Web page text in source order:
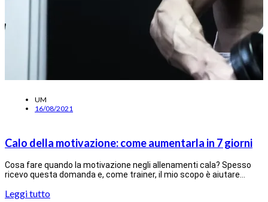
UM
16/08/2021
Calo della motivazione: come aumentarla in 7 giorni
Cosa fare quando la motivazione negli allenamenti cala? Spesso
ricevo questa domanda e, come trainer, il mio scopo è aiutare…
Leggi tutto